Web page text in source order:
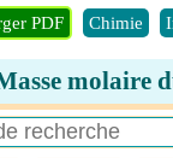
PDF Chimie
molaire